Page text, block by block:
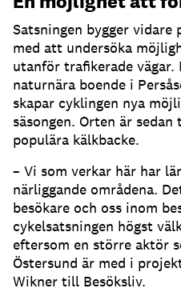
Satsningen bygger vidare
med att undersöka
utanför trafikerade vägar.
naturnära boende i
skapar cyklingen nya
säsongen. Orten är
populära kälkbacke.
– Vi som verkar här har
närliggande områdena.
besökare och oss inom
cykelsatsningen högst
eftersom en större aktör
Östersund är med i
Wikner till Besöksliv.